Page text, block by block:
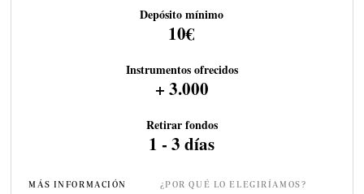
Depósito mínimo
10€
Instrumentos ofrecidos
+ 3.000
Retirar fondos
1 - 3 días
MÁS INFORMACIÓN ¿POR QUÉ LO ELEGIRÍAMOS?